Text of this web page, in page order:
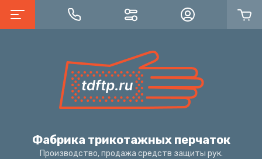
Фабрика трикотажных перчаток
Производство, продажа средств защиты рук.